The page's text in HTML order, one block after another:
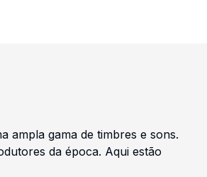
ampla gama de timbres e sons.
da época. Aqui estão